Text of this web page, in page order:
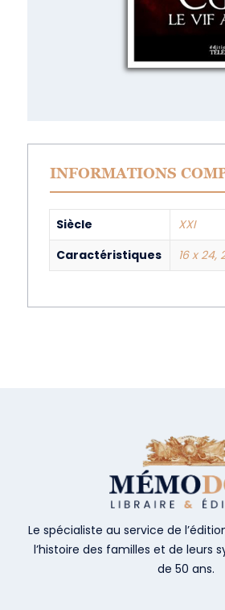
INFORMATIONS
Siècle
XXI
Caractéristiques
16 x 24,
Le spécialiste au service de
l’histoire des familles et de leurs
de 50 ans.